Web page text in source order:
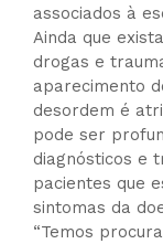
associados à
Ainda que
drogas e
aparecimento
desordem é
pode ser
diagnósticos e
pacientes que
sintomas da
“Temos